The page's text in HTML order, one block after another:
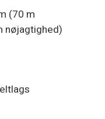
(70 m
nøjagtighed)